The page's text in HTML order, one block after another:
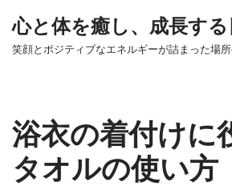
コ
ツ
へ
ス
キ
心と体を癒し、成長する
笑顔とポジティブなエネルギーが詰まった場
浴衣の着付けに
タオルの使い方